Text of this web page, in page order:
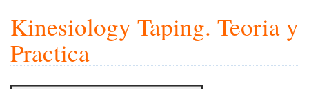
Kinesiology Taping. Teoria y
Practica